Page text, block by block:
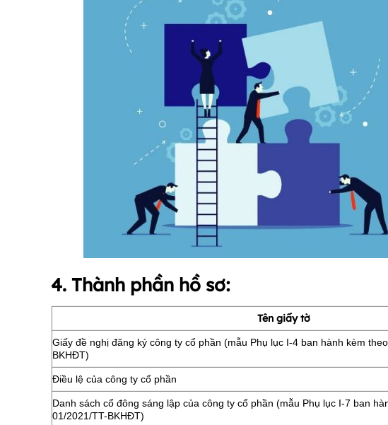
4. Thành phần hồ sơ:
Tên giấy tờ
Giấy đề nghị đăng ký công ty cổ phần (mẫu Phụ lục I-4 ban hành kèm
BKHĐT)
Điều lệ của công ty cổ phần
Danh sách cổ đông sáng lập của công ty cổ phần (mẫu Phụ lục I-7 ban
01/2021/TT-BKHĐT)